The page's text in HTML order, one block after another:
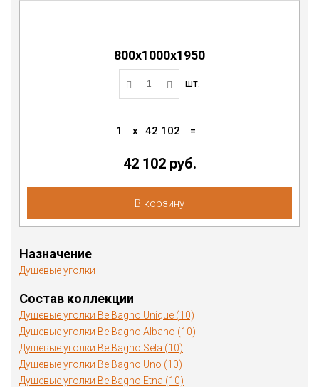
800х1000х1950
шт.
1 x 42 102 =
42 102 руб.
В корзину
Назначение
Душевые уголки
Состав коллекции
Душевые уголки BelBagno Unique (10)
Душевые уголки BelBagno Albano (10)
Душевые уголки BelBagno Sela (10)
Душевые уголки BelBagno Uno (10)
Душевые уголки BelBagno Etna (10)